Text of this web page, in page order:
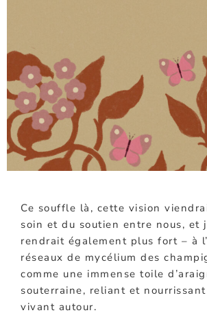
Ce souffle là, cette vision
soin et du soutien entre nous, et
rendrait également plus fort – à
réseaux de mycélium des
comme une immense toile
souterraine, reliant et nourrissant
vivant autour.